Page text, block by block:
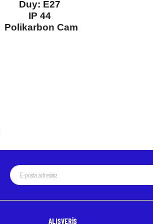
Duy: E27
IP 44
Polikarbon Cam
ALIŞVERİŞ